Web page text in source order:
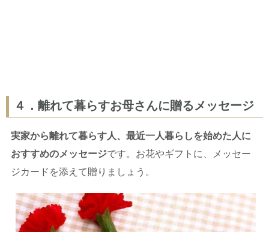
４．離れて暮らすお母さんに贈るメッセージ
実家から離れて暮らす人、最近一人暮らしを始めた人に
おすすめのメッセージです。お花やギフトに、メッセー
ジカードを添えて贈りましょう。